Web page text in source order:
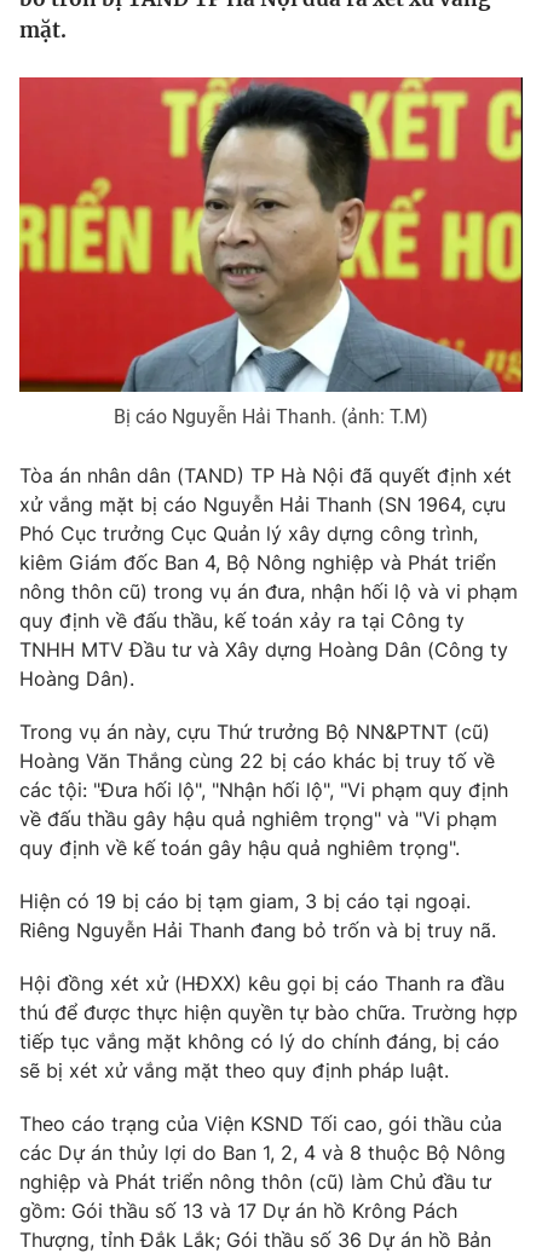
Câu chuyện quốc tế
Tài chính
Dữ liệu và đời sống
Hậu trường
Nhân vật
Giải sao mai
Giải trí
Điện ảnh
Âm nhạc
Đời sống
Chất lượng cuộc sống
Tuyển sinh
Học trực tuyến
Công nghệ
Sản phẩm
Thị trường
Tư vấn
Giao lưu trực tuyến
Lịch phát sóng
Chuyên mục khác
Emagazine Podcast
Photo Infographic
Video Shorts video
VTV Sức khoẻ Bất động sản
Thị trường 24h Tấm lòng Việt
VTV4 Vươn mình bằng AI
VTV9 VTV8
Liên hệ tòa soạn English
mặt.
Bị cáo Nguyễn Hải Thanh. (ảnh: T.M)
Tòa án nhân dân (TAND) TP Hà Nội đã quyết định xét
xử vắng mặt bị cáo Nguyễn Hải Thanh (SN 1964, cựu
Phó Cục trưởng Cục Quản lý xây dựng công trình,
kiêm Giám đốc Ban 4, Bộ Nông nghiệp và Phát triển
nông thôn cũ) trong vụ án đưa, nhận hối lộ và vi phạm
quy định về đấu thầu, kế toán xảy ra tại Công ty
TNHH MTV Đầu tư và Xây dựng Hoàng Dân (Công ty
Hoàng Dân).
Trong vụ án này, cựu Thứ trưởng Bộ NN&PTNT (cũ)
Hoàng Văn Thắng cùng 22 bị cáo khác bị truy tố về
các tội: "Đưa hối lộ", "Nhận hối lộ", "Vi phạm quy định
về đấu thầu gây hậu quả nghiêm trọng" và "Vi phạm
quy định về kế toán gây hậu quả nghiêm trọng".
Hiện có 19 bị cáo bị tạm giam, 3 bị cáo tại ngoại.
Riêng Nguyễn Hải Thanh đang bỏ trốn và bị truy nã.
Hội đồng xét xử (HĐXX) kêu gọi bị cáo Thanh ra đầu
thú để được thực hiện quyền tự bào chữa. Trường hợp
tiếp tục vắng mặt không có lý do chính đáng, bị cáo
sẽ bị xét xử vắng mặt theo quy định pháp luật.
Theo cáo trạng của Viện KSND Tối cao, gói thầu của
các Dự án thủy lợi do Ban 1, 2, 4 và 8 thuộc Bộ Nông
nghiệp và Phát triển nông thôn (cũ) làm Chủ đầu tư
gồm: Gói thầu số 13 và 17 Dự án hồ Krông Pách
Thượng, tỉnh Đắk Lắk; Gói thầu số 36 Dự án hồ Bản